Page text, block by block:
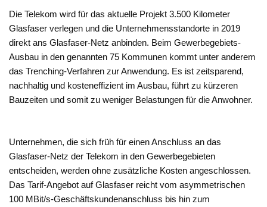
Die Telekom wird für das aktuelle Projekt 3.500 Kilometer
Glasfaser verlegen und die Unternehmensstandorte in 2019
direkt ans Glasfaser-Netz anbinden. Beim Gewerbegebiets-
Ausbau in den genannten 75 Kommunen kommt unter anderem
das Trenching-Verfahren zur Anwendung. Es ist zeitsparend,
nachhaltig und kosteneffizient im Ausbau, führt zu kürzeren
Bauzeiten und somit zu weniger Belastungen für die Anwohner.
Unternehmen, die sich früh für einen Anschluss an das
Glasfaser-Netz der Telekom in den Gewerbegebieten
entscheiden, werden ohne zusätzliche Kosten angeschlossen.
Das Tarif-Angebot auf Glasfaser reicht vom asymmetrischen
100 MBit/s-Geschäftskundenanschluss bis hin zum